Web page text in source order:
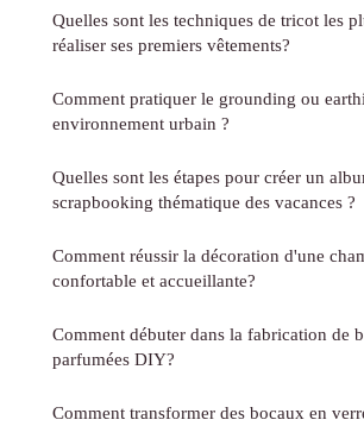
Quelles sont les techniques de tricot les
réaliser ses premiers vêtements?
Comment pratiquer le grounding ou
environnement urbain ?
Quelles sont les étapes pour créer un
scrapbooking thématique des vacances ?
Comment réussir la décoration d'une
confortable et accueillante?
Comment débuter dans la fabrication de
parfumées DIY?
Comment transformer des bocaux en